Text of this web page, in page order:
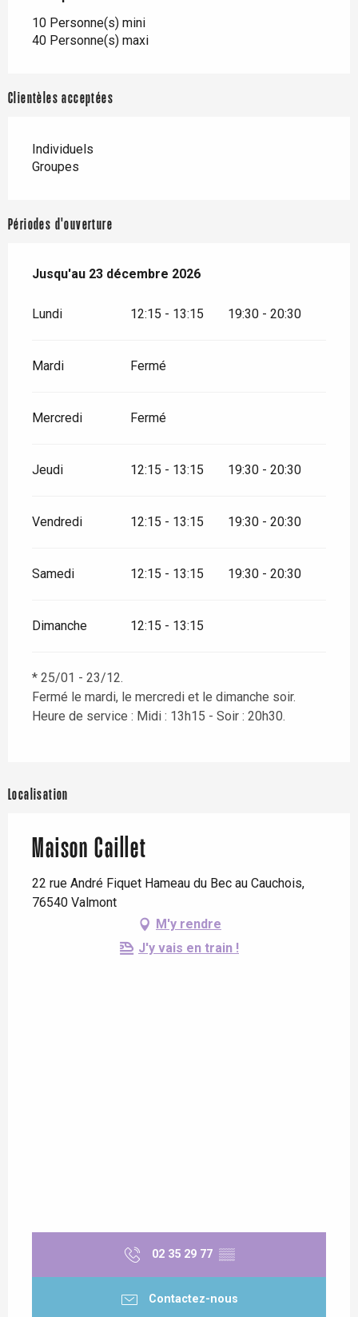
10 Personne(s) mini
40 Personne(s) maxi
Clientèles acceptées
Individuels
Groupes
Périodes d'ouverture
Du25 janvier 2026au23 décembre 2026
Jusqu'au 23 décembre 2026
Lundi 12:15 - 13:15 19:30 - 20:30
Mardi Fermé
Mercredi Fermé
Jeudi 12:15 - 13:15 19:30 - 20:30
Vendredi 12:15 - 13:15 19:30 - 20:30
Samedi 12:15 - 13:15 19:30 - 20:30
Dimanche 12:15 - 13:15
* 25/01 - 23/12.
Fermé le mardi, le mercredi et le dimanche soir.
Heure de service : Midi : 13h15 - Soir : 20h30.
Localisation
Maison Caillet
22 rue André Fiquet Hameau du Bec au Cauchois,
76540 Valmont
M'y rendre
J'y vais en train !
02 35 29 77 ▒▒
Contactez-nous